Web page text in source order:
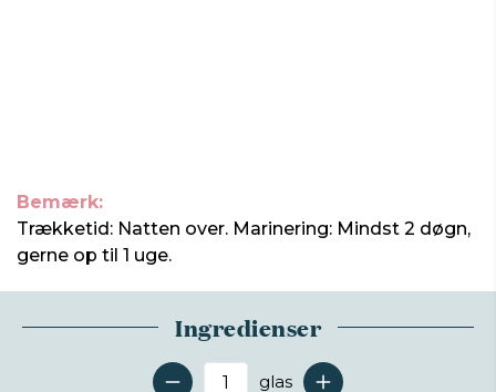
Bemærk:
Trækketid: Natten over. Marinering: Mindst 2 døgn,
gerne op til 1 uge.
Ingredienser
glas